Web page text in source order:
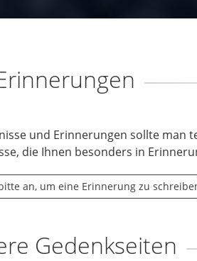
und Erinnerungen sollte man
die Ihnen besonders in
an, um eine Erinnerung zu
Gedenkseiten